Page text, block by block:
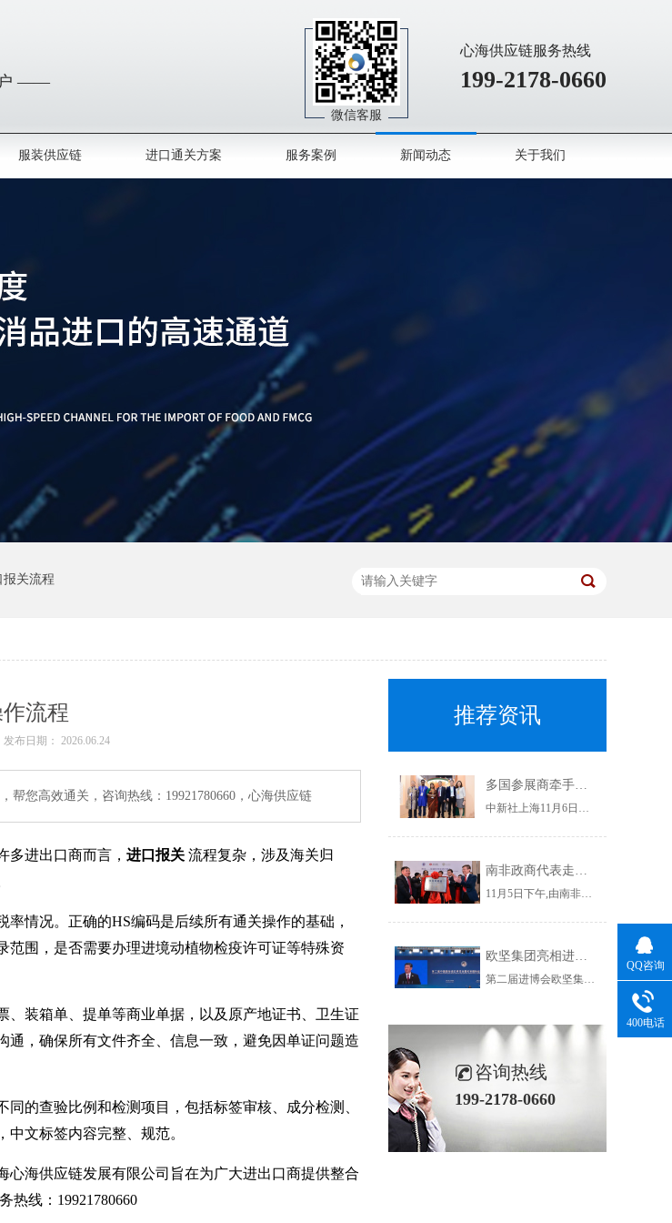
户 ——
微信客服
心海供应链服务热线
199-2178-0660
服装供应链 进口通关方案 服务案例 新闻动态 关于我们
报关流程
流程
发布日期： 2026.06.24
您高效通关，咨询热线：19921780660，心海供应链
进出口商而言， 进口报关 流程复杂，涉及海关归
情况。正确的HS编码是后续所有通关操作的基础，
围，是否需要办理进境动植物检疫许可证等特殊资
装箱单、提单等商业单据，以及原产地证书、卫生证
，确保所有文件齐全、信息一致，避免因单证问题造
的查验比例和检测项目，包括标签审核、成分检测、
文标签内容完整、规范。
海供应链发展有限公司旨在为广大进出口商提供整合
热线：19921780660
推荐资讯
多国参展商牵手上海杨浦企业 推动优质特色产品进入中国市场
中新社上海11月6日电(记者陈静)正在举行的第二届进博会上，上海交易团杨浦交易分团6日集中与7家参展商签约，6个采购订单落地。
11月5日下午,由南非小企业发展部副部长玛丽·卡帕女士带队,南部非洲上海工商联谊总会组织南非政府官员、企业家、华人华侨社团成员一行53人到访杨浦区,参加“南非—杨浦投资促进对接会暨南非贸易港上海运营中心揭牌仪式”并参观了欧坚集团。
欧坚集团亮相进博会虹桥国际经济论坛看全球贸易新趋势
第二届进博会欧坚集团旗下欣海国际报关集团有限公司在服务贸易展区1.1B9-07为您服务！欢迎您的莅临,我们不见不散~
咨询热线
199-2178-0660
QQ咨询
400电话